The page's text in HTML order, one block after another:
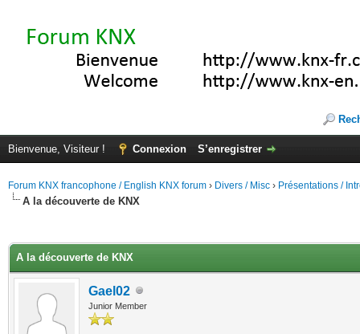
Bienvenue, Visiteur ! Connexion S’enregistrer
Forum KNX francophone / English KNX forum › Divers / Misc › Présentations /
A la découverte de KNX
A la découverte de KNX
Gael02
Junior Member